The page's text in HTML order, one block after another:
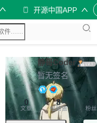
开源中国APP
静哥Coder
暂无签名
0
文章
8
经验值 粉丝